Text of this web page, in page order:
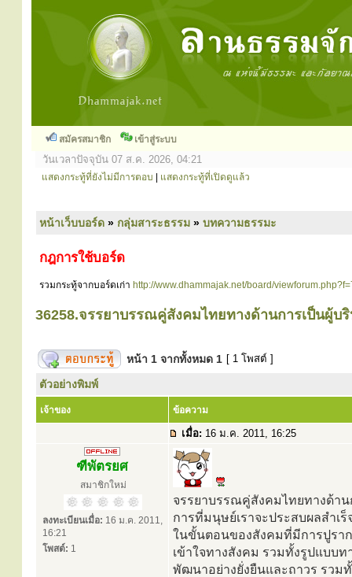
สมัครสมาชิก เข้าสู่ระบบ
วันเวลาปัจจุบัน 07 ส.ค. 2026, 04:21
แสดงกระทู้ที่ยังไม่มีการตอบ แสดงกระทู้ที่เปิดดูแล้ว
หน้าเว็บบอร์ด » กลุ่มสาระธรรม » บทความธรรมะ
กฎการใช้บอร์ด
รวมกระทู้จากบอร์ดเก่า http://www.dhammajak.net/board/
36258.จรรยาบรรณคู่สังคมไทยทางด้านการเป็นผู้บ
หน้า 1 จากทั้งหมด 1 [ 1 โพสต์ ]
ตัวอย่างพิมพ์
เจ้าของ ข้อความ
เมื่อ: 16 ม.ค. 2011, 16:25
ฑีพัตรยศ
สมาชิกใหม่
ลงทะเบียนเมื่อ: 16 ม.ค. 2011,
16:21
โพสต์: 1
จรรยาบรรณคู่สังคมไทยทางด้า
การที่มนุษย์เราจะประสบผลสำเ
ในขั้นตอนของสังคมที่มีการปูรา
เข้าใจทางสังคม รวมทั้งรูปแบบ
พัฒนาอย่างยั่งยืนและถาวร รวม